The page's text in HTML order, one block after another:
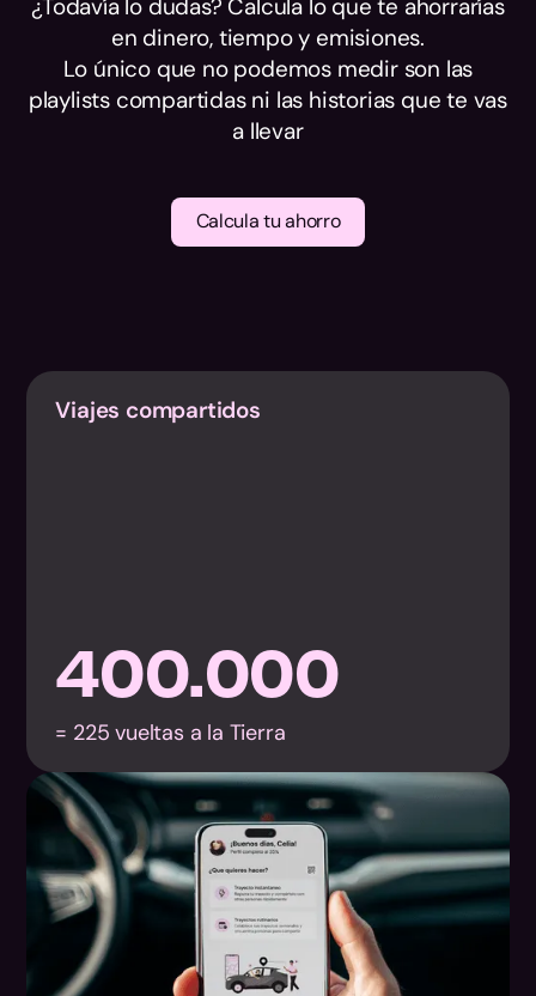
¿Todavía lo dudas? Calcula lo que te ahorrarías
en dinero, tiempo y emisiones.
Lo único que no podemos medir son las
playlists compartidas ni las historias que te vas
a llevar
Calcula tu ahorro
Viajes compartidos
400.000
= 225 vueltas a la Tierra